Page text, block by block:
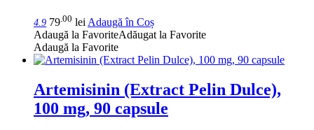
4.9 79 .00 lei Adaugă în Coș
Adaugă la FavoriteAdăugat la Favorite
Adaugă la Favorite
Artemisinin (Extract Pelin Dulce),
100 mg, 90 capsule